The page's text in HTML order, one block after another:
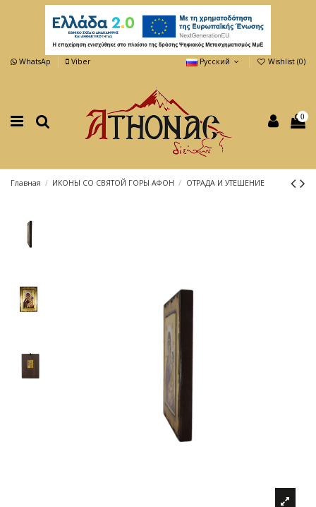
WhatsAp Viber Русский Wishlist (0)
0
Главная ИКОНЫ СО СВЯТОЙ ГОРЫ АФОН ОТРАДА И УТЕШЕНИЕ